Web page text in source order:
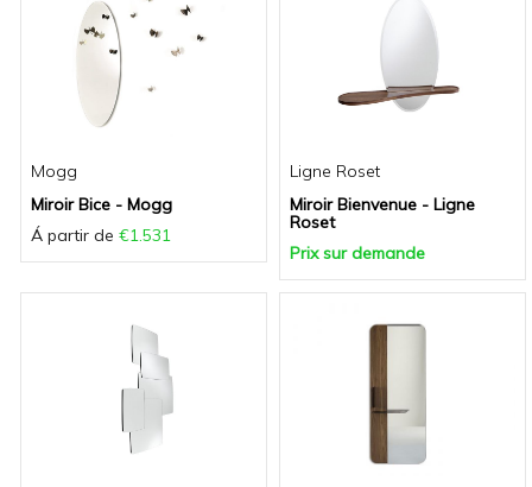
Mogg
Miroir Bice - Mogg
Á partir de €1.531
Ligne Roset
Miroir Bienvenue - Ligne
Roset
Prix sur demande